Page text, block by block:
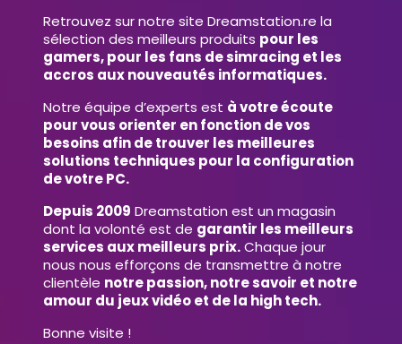
Retrouvez sur notre site Dreamstation.re la
sélection des meilleurs produits pour les
gamers, pour les fans de simracing et les
accros aux nouveautés informatiques.
Notre équipe d’experts est à votre écoute
pour vous orienter en fonction de vos
besoins afin de trouver les meilleures
solutions techniques pour la configuration
de votre PC.
Depuis 2009 Dreamstation est un magasin
dont la volonté est de garantir les meilleurs
services aux meilleurs prix.Chaque jour
nous nous efforçons de transmettre à notre
clientèle notre passion, notre savoir et notre
amour du jeux vidéo et de la high tech.
Bonne visite !